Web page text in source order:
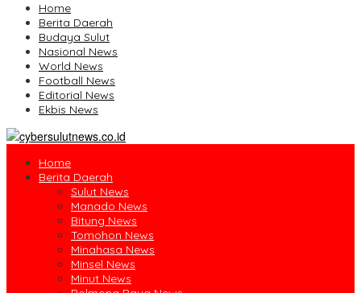
Home
Berita Daerah
Budaya Sulut
Nasional News
World News
Football News
Editorial News
Ekbis News
Home
Berita Daerah
Sulut News
Manado News
Bitung News
Tomohon News
Minahasa News
Minsel News
Minut News